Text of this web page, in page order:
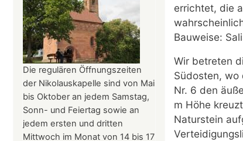
errichtet, die
Bauweise:
Wir betreten
Südosten, wo
Nr. 6 den
m Höhe
Naturstein
Die regulären Öffnungszeiten
der Nikolauskapelle sind von Mai
bis Oktober an jedem Samstag,
Sonn- und Feiertag sowie an
jedem ersten und dritten
Mittwoch im Monat von 14 bis 17